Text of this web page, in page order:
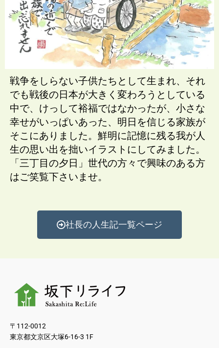
戦争をしらない子供たちとして生まれ、それ
でも戦後の日本が大きく変わろうとしている
中で、けっして裕福ではなかったが、小さな
幸せがいっぱいあった、明日を信じる家族が
そこにありました。鮮明に記憶に残る我が人
生の思い出を拙いイラストにしてみました。
「三丁目の夕日」世代の方々で興味のある方
はご笑覧下さいませ。
社長の人生記一覧ページ
〒112-0012
東京都文京区大塚6-16-3 1F